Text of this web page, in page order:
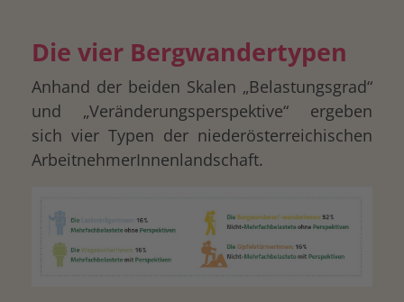
Die vier Bergwandertypen
Anhand der beiden Skalen „Belastungsgrad“
und „Veränderungsperspektive“ ergeben
sich vier Typen der niederösterreichischen
ArbeitnehmerInnenlandschaft.